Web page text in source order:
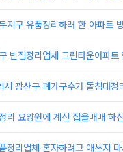
지구 유품정리하러 한 아파트
빈집정리업체 그린타운아파트
시 광산구 폐가구수거 돌침대정
리 요양원에 계신 집을매매 하
정리업체 혼자하려고 애쓰지